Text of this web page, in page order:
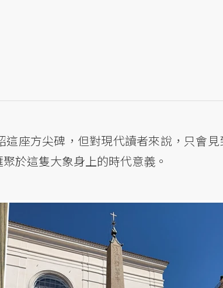
這座方尖碑，但對現代讀者來說，只會見
於這隻大象身上的時代意義。